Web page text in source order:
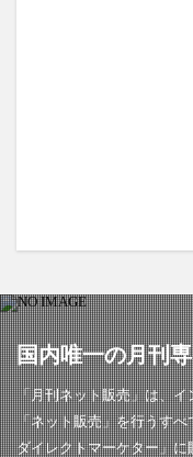
国内唯一の月刊
「月刊ネット販売」は、
「ネット販売」を行うす
ダイレクトマーケター」